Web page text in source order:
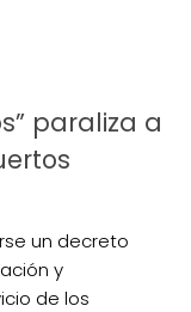
paraliza a
un decreto
y
de los